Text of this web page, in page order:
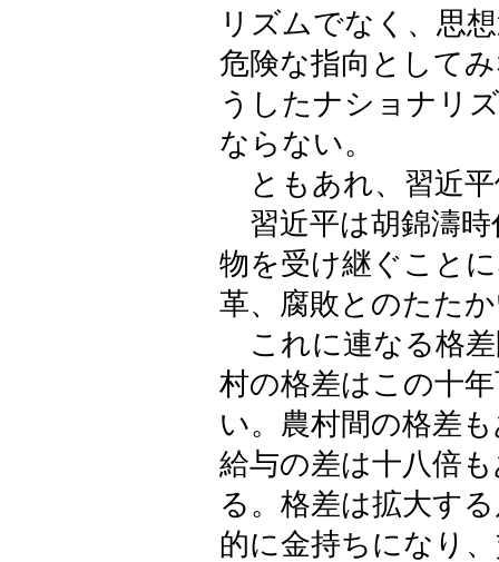
リズムでなく、思
危険な指向として
うしたナショナリ
ならない。
ともあれ、習近
習近平は胡錦濤時
物を受け継ぐこと
革、腐敗とのたた
これに連なる格差
村の格差はこの十
い。農村間の格差
給与の差は十八倍
る。格差は拡大す
的に金持ちになり